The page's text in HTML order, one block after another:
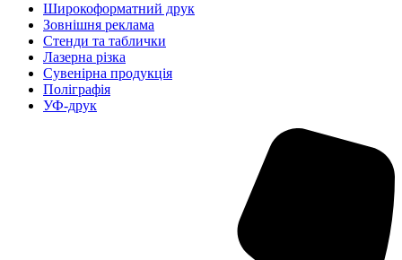
Широкоформатний друк
Зовнішня реклама
Стенди та таблички
Лазерна різка
Сувенірна продукція
Поліграфія
УФ-друк